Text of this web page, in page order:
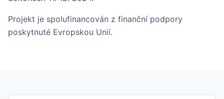
Projekt je spolufinancován z finanční podpory
poskytnuté Evropskou Unií.